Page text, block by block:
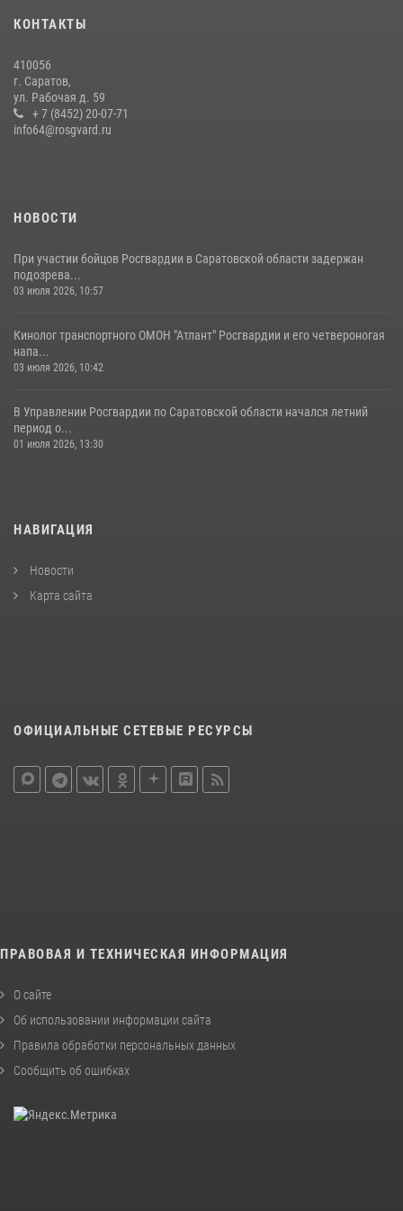
28 июля 2026, 13:25
В Саратове командир СОБР «Волкодав» и ветеран
спецподразделения МВД провели совместный урок мужества для
семей сотрудников Росгвардии.
05 августа 2026, 12:55
07 августа 2026, 11:35
КОНТАКТЫ
410056
г. Саратов,
ул. Рабочая д. 59
+ 7 (8452) 20-07-71
info64@rosgvard.ru
НОВОСТИ
При участии бойцов Росгвардии в Саратовской области задержан
подозрева...
03 июля 2026, 10:57
Кинолог транспортного ОМОН "Атлант" Росгвардии и его четвероногая
напа...
03 июля 2026, 10:42
В Управлении Росгвардии по Саратовской области начался летний
период о...
01 июля 2026, 13:30
НАВИГАЦИЯ
Новости
Карта сайта
ОФИЦИАЛЬНЫЕ СЕТЕВЫЕ РЕСУРСЫ
ПРАВОВАЯ И ТЕХНИЧЕСКАЯ ИНФОРМАЦИЯ
О сайте
Об использовании информации сайта
Правила обработки персональных данных
Сообщить об ошибках